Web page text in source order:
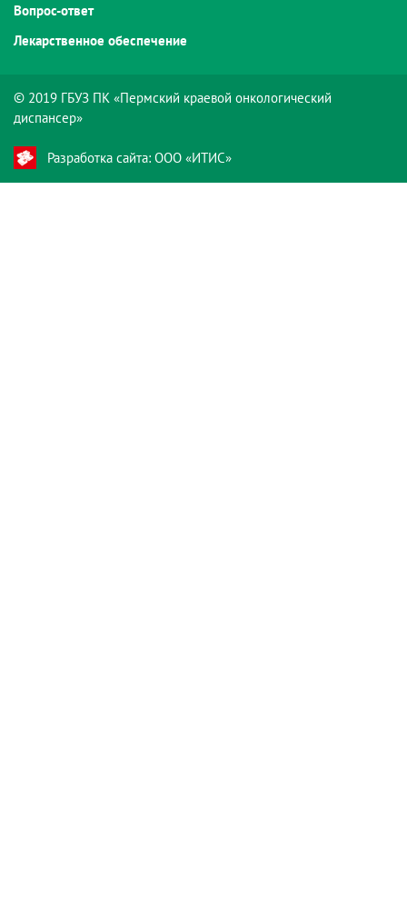
Вопрос-ответ
Лекарственное обеспечение
© 2019 ГБУЗ ПК «Пермский краевой онкологический
диспансер»
Разработка сайта: ООО «ИТИС»